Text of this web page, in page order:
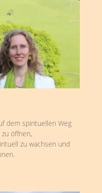
dem spirituellen Weg
öffnen,
zu wachsen und